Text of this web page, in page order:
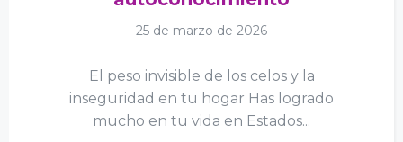
25 de marzo de 2026
El peso invisible de los celos y la
inseguridad en tu hogar Has logrado
mucho en tu vida en Estados...